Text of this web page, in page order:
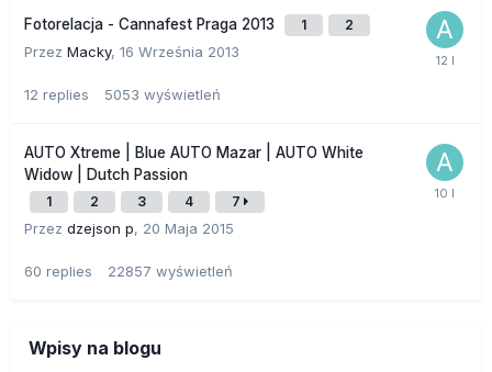
Fotorelacja - Cannafest Praga 2013 1 2
Przez Macky, 16 Września 2013
12 replies 5053 wyświetleń
AUTO Xtreme | Blue AUTO Mazar | AUTO White
Widow | Dutch Passion
1 2 3 4 7
Przez dzejson p, 20 Maja 2015
60 replies 22857 wyświetleń
Wpisy na blogu